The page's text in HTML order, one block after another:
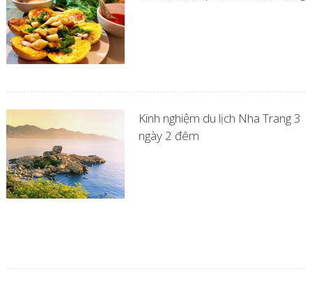
Kinh nghiệm du lịch Nha Trang 3
ngày 2 đêm